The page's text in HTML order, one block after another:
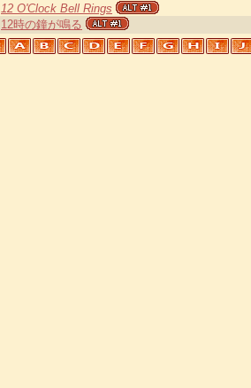
12 O'Clock Bell Rings
12時の鐘が鳴る